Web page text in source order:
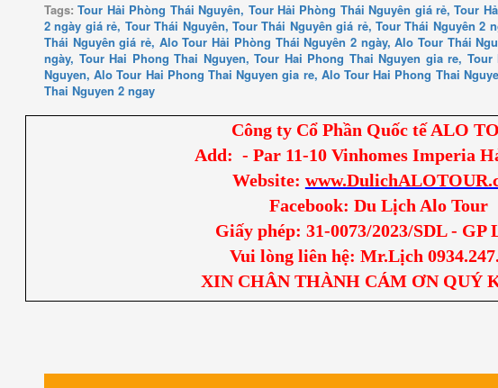
Tags:Tour Hải Phòng Thái Nguyên, Tour Hải Phòng Thái Nguyên giá rẻ, Tour
2 ngày giá rẻ, Tour Thái Nguyên, Tour Thái Nguyên giá rẻ, Tour Thái Nguyên 2
Thái Nguyên giá rẻ, Alo Tour Hải Phòng Thái Nguyên 2 ngày, Alo Tour Thái
ngày, Tour Hai Phong Thai Nguyen, Tour Hai Phong Thai Nguyen gia re,
Nguyen, Alo Tour Hai Phong Thai Nguyen gia re, Alo Tour Hai Phong Thai
Thai Nguyen 2 ngay
Công ty Cổ Phần Quốc tế ALO
Add: - Par 11-10 Vinhomes Imperia
Website:
Facebook: Du Lịch Alo Tour
Giấy phép: 31-0073/2023/SDL - GP
Vui lòng liên hệ: Mr.Lịch
XIN CHÂN THÀNH CÁM ƠN QUÝ